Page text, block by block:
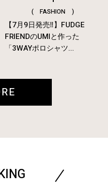
( FASHION )
【7月9日発売‼︎】FUDGE
FRIENDのUMIと作った
「3WAYポロシャツ...